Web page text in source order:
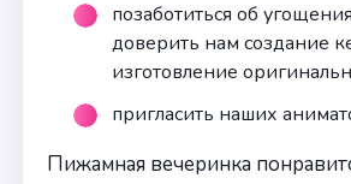
позаботиться об
доверить нам создание
изготовление
пригласить наших
Пижамная вечеринка